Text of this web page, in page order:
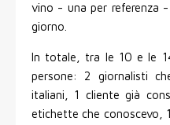
vino - una per referenza
giorno.
In totale, tra le 10 e le
persone: 2 giornalisti
italiani, 1 cliente già
etichette che conoscevo,